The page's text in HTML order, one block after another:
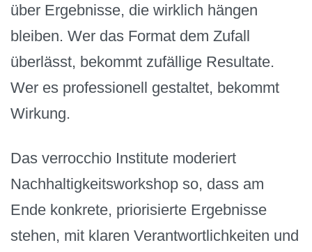
über Ergebnisse, die wirklich hängen
bleiben. Wer das Format dem Zufall
überlässt, bekommt zufällige Resultate.
Wer es professionell gestaltet, bekommt
Wirkung.
Das verrocchio Institute moderiert
Nachhaltigkeitsworkshop so, dass am
Ende konkrete, priorisierte Ergebnisse
stehen, mit klaren Verantwortlichkeiten und